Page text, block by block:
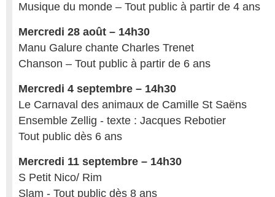
Musique du monde – Tout public à partir de 4 ans
Mercredi 28 août – 14h30
Manu Galure chante Charles Trenet
Chanson – Tout public à partir de 6 ans
Mercredi 4 septembre – 14h30
Le Carnaval des animaux de Camille St Saëns
Ensemble Zellig - texte : Jacques Rebotier
Tout public dès 6 ans
Mercredi 11 septembre – 14h30
S Petit Nico/ Rim
Slam - Tout public dès 8 ans